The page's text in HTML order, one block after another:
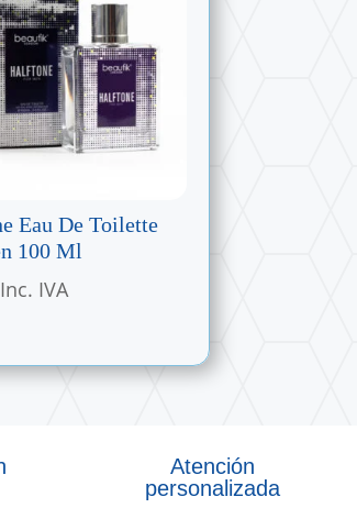
Eau De Toilette
100 Ml
Inc. IVA
Atención
personalizada